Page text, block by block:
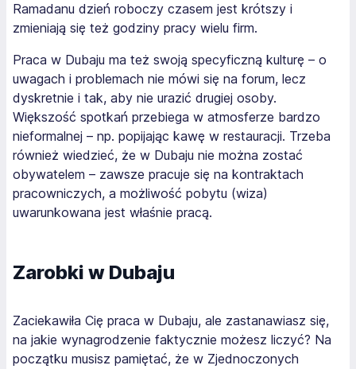
Ramadanu dzień roboczy czasem jest krótszy i
zmieniają się też godziny pracy wielu firm.
Praca w Dubaju ma też swoją specyficzną kulturę – o
uwagach i problemach nie mówi się na forum, lecz
dyskretnie i tak, aby nie urazić drugiej osoby.
Większość spotkań przebiega w atmosferze bardzo
nieformalnej – np. popijając kawę w restauracji. Trzeba
również wiedzieć, że w Dubaju nie można zostać
obywatelem – zawsze pracuje się na kontraktach
pracowniczych, a możliwość pobytu (wiza)
uwarunkowana jest właśnie pracą.
Zarobki w Dubaju
Zaciekawiła Cię praca w Dubaju, ale zastanawiasz się,
na jakie wynagrodzenie faktycznie możesz liczyć? Na
początku musisz pamiętać, że w Zjednoczonych